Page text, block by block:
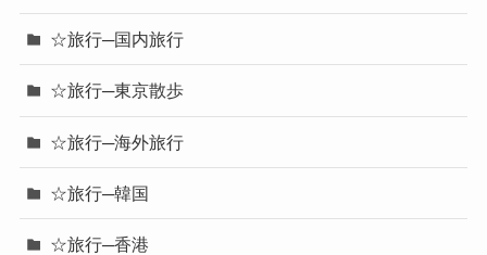
☆旅行─国内旅行
☆旅行─東京散歩
☆旅行─海外旅行
☆旅行─韓国
☆旅行─香港